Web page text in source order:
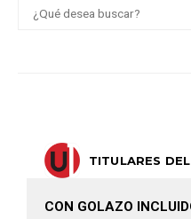
TITULARES
CON GOLAZO